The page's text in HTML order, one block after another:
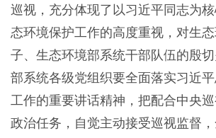
巡视，充分体现了以习近平同志为
态环境保护工作的高度重视，对生
子、生态环境部系统干部队伍的殷
部系统各级党组织要全面落实习近
工作的重要讲话精神，把配合中央
政治任务，自觉主动接受巡视监督